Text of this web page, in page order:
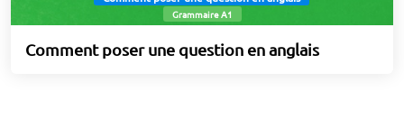
Grammaire A1
Comment poser une question en anglais